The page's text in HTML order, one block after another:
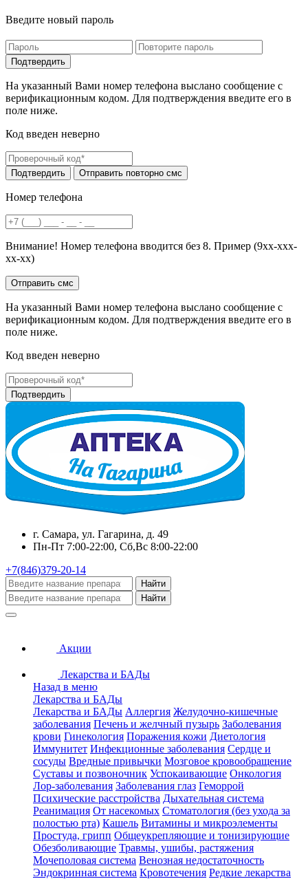
Введите новый пароль
На указанный Вами номер телефона выслано сообщение с
верификационным кодом. Для подтверждения введите его в
поле ниже.
Код введен неверно
Номер телефона
Внимание! Номер телефона вводится без 8. Пример (9хх-ххх-
хх-хх)
На указанный Вами номер телефона выслано сообщение с
верификационным кодом. Для подтверждения введите его в
поле ниже.
Код введен неверно
г. Самара, ул. Гагарина, д. 49
Пн-Пт 7:00-22:00, Сб,Вс 8:00-22:00
+7(846)379-20-14
Найти
Найти
Акции
Лекарства и БАДы
Назад в меню
Лекарства и БАДы
Лекарства и БАДы Аллергия Желудочно-кишечные
заболевания Печень и желчный пузырь Заболевания
крови Гинекология Поражения кожи Диетология
Иммунитет Инфекционные заболевания Сердце и
сосуды Вредные привычки Мозговое кровообращение
Суставы и позвоночник Успокаивающие Онкология
Лор-заболевания Заболевания глаз Геморрой
Психические расстройства Дыхательная система
Реанимация От насекомых Стоматология (без ухода за
полостью рта) Кашель Витамины и микроэлементы
Простуда, грипп Общеукрепляющие и тонизирующие
Обезболивающие Травмы, ушибы, растяжения
Мочеполовая система Венозная недостаточность
Эндокринная система Кровотечения Редкие лекарства